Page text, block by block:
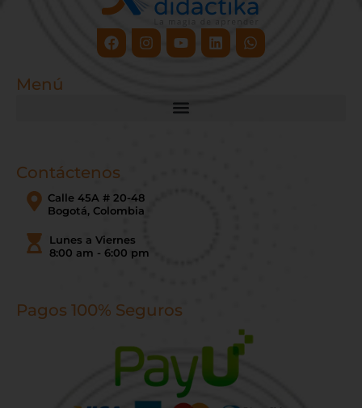
FacebookInstagram
YoutubeLinkedinWhatsapp
Menú
Contáctenos
Calle 45A # 20-48
Bogotá, Colombia
Lunes a Viernes
8:00 am - 6:00 pm
Pagos 100% Seguros